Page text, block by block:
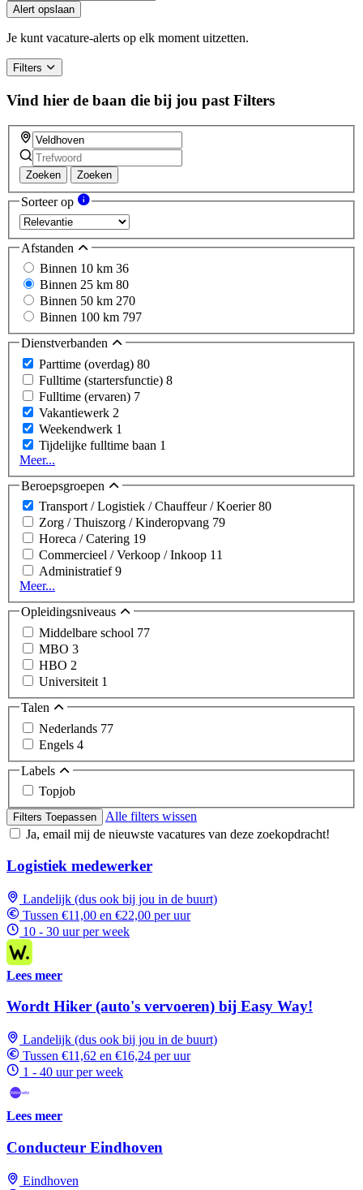
you
are
a
ignore
this
field
Alert opslaan
Je kunt vacature-alerts op elk moment uitzetten.
Filters
Vind hier de baan die bij jou past Filters
Zoeken Zoeken
Sorteer op
Afstanden
Binnen 10 km 36
Binnen 25 km 80
Binnen 50 km 270
Binnen 100 km 797
Dienstverbanden
Parttime (overdag) 80
Fulltime (startersfunctie) 8
Fulltime (ervaren) 7
Vakantiewerk 2
Weekendwerk 1
Tijdelijke fulltime baan 1
Meer...
Beroepsgroepen
Transport / Logistiek / Chauffeur / Koerier80
Zorg / Thuiszorg / Kinderopvang 79
Horeca / Catering 19
Commercieel / Verkoop / Inkoop 11
Administratief9
Meer...
Opleidingsniveaus
Middelbare school 77
MBO 3
HBO 2
Universiteit 1
Talen
Nederlands 77
Engels 4
Labels
Topjob
Filters Toepassen
Alle filters wissen
Ja, email mij de nieuwste vacatures van deze zoekopdracht!
Logistiek medewerker
Landelijk (dus ook bij jou in de buurt)
Tussen €11,00 en €22,00 per uur
10 - 30 uur per week
Lees meer
Wordt Hiker (auto's vervoeren) bij Easy Way!
Landelijk (dus ook bij jou in de buurt)
Tussen €11,62 en €16,24 per uur
1 - 40 uur per week
Lees meer
Conducteur Eindhoven
Eindhoven